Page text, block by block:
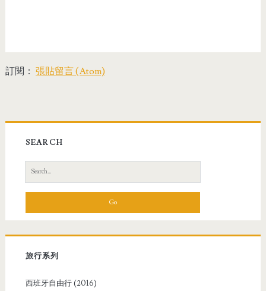
訂閱： 張貼留言 (Atom)
SEARCH
e
r
h
f
r
旅行系列
西班牙自由行 (2016)